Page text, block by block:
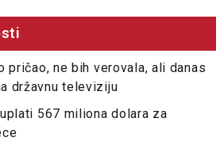
pričao, ne bih verovala, ali danas
državnu televiziju
567 miliona dolara za